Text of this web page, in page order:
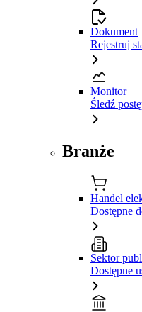
Dokument
Rejestruj
Monitor
Śledź
Branże
Handel
Dostępne
Sektor
Dostępne